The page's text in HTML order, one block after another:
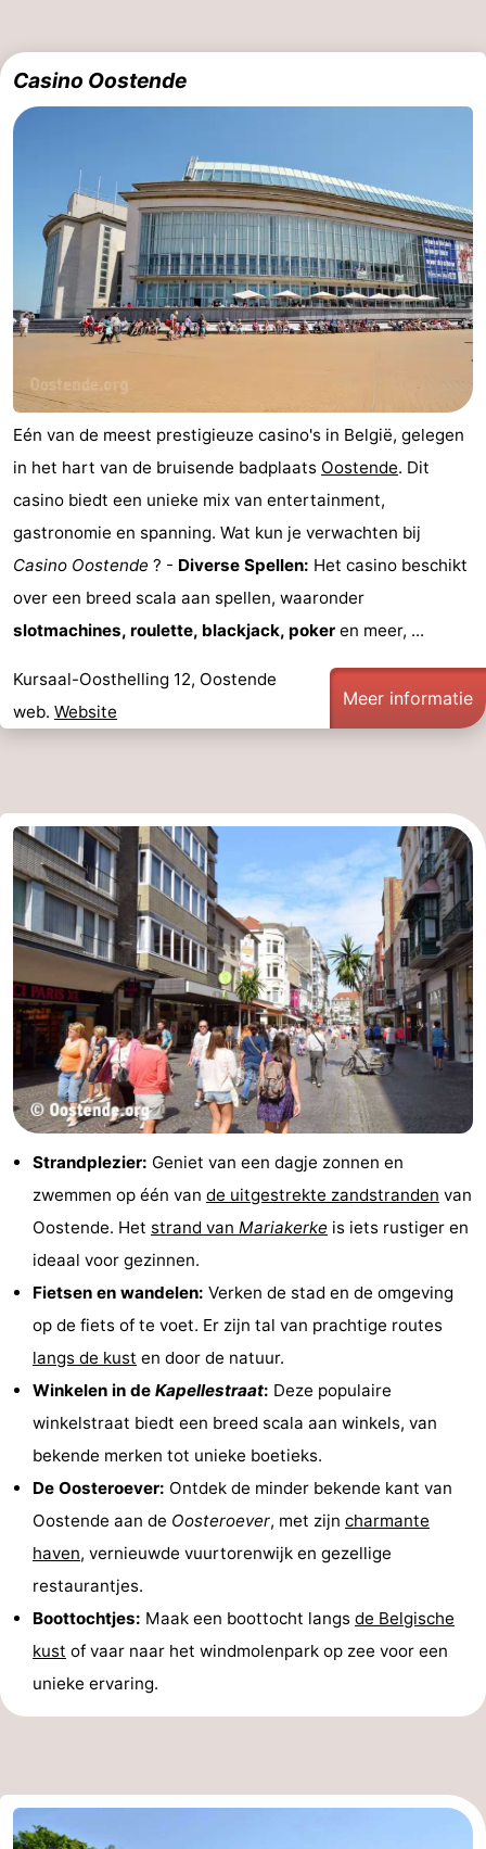
Casino Oostende
Eén van de meest prestigieuze casino's in België, gelegen
in het hart van de bruisende badplaats Oostende. Dit
casino biedt een unieke mix van entertainment,
gastronomie en spanning. Wat kun je verwachten bij
Casino Oostende ? - Diverse Spellen: Het casino beschikt
over een breed scala aan spellen, waaronder
slotmachines, roulette, blackjack, poker en meer, ...
Kursaal-Oosthelling 12, Oostende
web. Website
Meer informatie
Strandplezier: Geniet van een dagje zonnen en
zwemmen op één van de uitgestrekte zandstranden van
Oostende. Het strand van Mariakerke is iets rustiger en
ideaal voor gezinnen.
Fietsen en wandelen: Verken de stad en de omgeving
op de fiets of te voet. Er zijn tal van prachtige routes
langs de kust en door de natuur.
Winkelen in de Kapellestraat: Deze populaire
winkelstraat biedt een breed scala aan winkels, van
bekende merken tot unieke boetieks.
De Oosteroever: Ontdek de minder bekende kant van
Oostende aan de Oosteroever, met zijn charmante
haven, vernieuwde vuurtorenwijk en gezellige
restaurantjes.
Boottochtjes: Maak een boottocht langs de Belgische
kust of vaar naar het windmolenpark op zee voor een
unieke ervaring.